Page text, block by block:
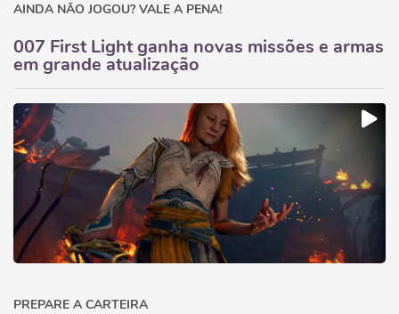
AINDA NÃO JOGOU? VALE A PENA!
007 First Light ganha novas missões e armas
em grande atualização
PREPARE A CARTEIRA